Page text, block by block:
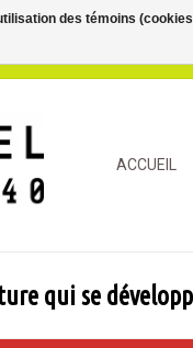
ACCUEIL
qui se
des témoins